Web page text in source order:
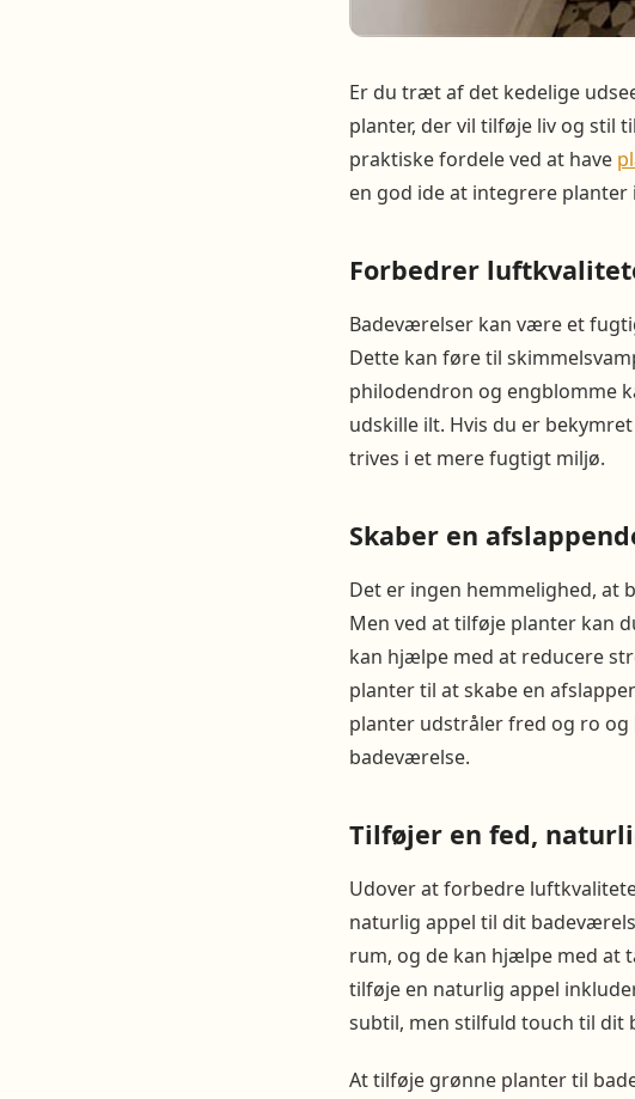
Er du træt af det kedelige
planter, der vil tilføje liv og stil
praktiske fordele ved at have
en god ide at integrere
Forbedrer
Badeværelser kan være et
Dette kan føre til
philodendron og engblomme
udskille ilt. Hvis du er
trives i et mere fugtigt miljø.
Skaber en
Det er ingen hemmelighed, at
Men ved at tilføje planter kan
kan hjælpe med at reducere
planter til at skabe en
planter udstråler fred og ro
badeværelse.
Tilføjer en fed,
Udover at forbedre
naturlig appel til dit
rum, og de kan hjælpe med at
tilføje en naturlig appel
subtil, men stilfuld touch til dit
At tilføje grønne planter til